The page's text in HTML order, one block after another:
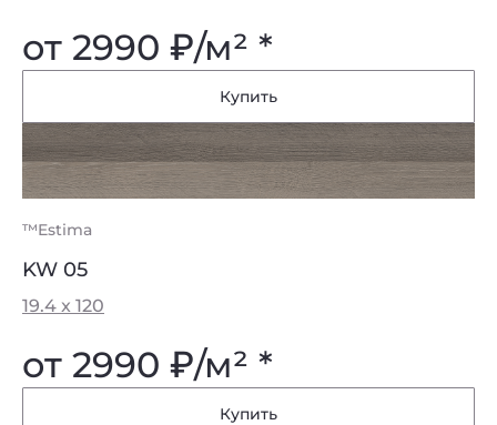
от 2990 ₽/м² *
Купить
™Estima
KW 05
19.4 x 120
от 2990 ₽/м² *
Купить